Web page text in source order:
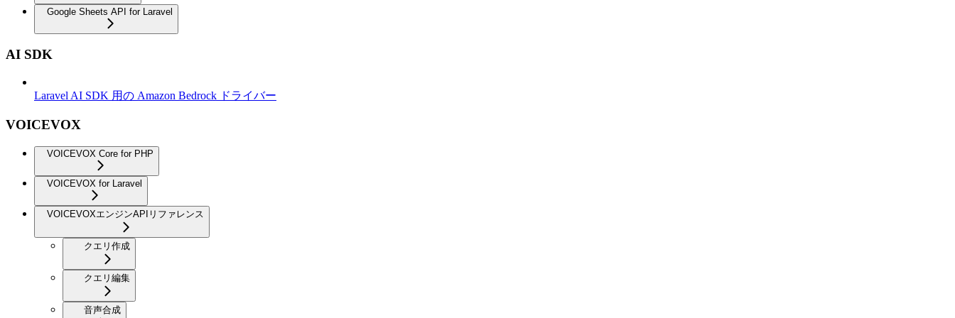
Google Sheets API for Laravel
AI SDK
Laravel AI SDK 用の Amazon Bedrock ドライバー
VOICEVOX
VOICEVOX Core for PHP
VOICEVOX for Laravel
VOICEVOXエンジンAPIリファレンス
クエリ作成
クエリ編集
音声合成